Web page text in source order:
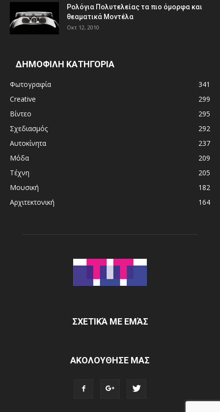
Ρολόγια Πολυτελείας τα πιο όμορφα και
θεαματικά Μοντέλα
Οκτ 12, 2010
ΔΗΜΟΦΙΛΗ ΚΑΤΗΓΟΡΙΑ
Φωτογραφία
341
Creative
299
Βίντεο
295
Σχεδιασμός
292
Αυτοκίνητα
237
Μόδα
209
Τέχνη
205
Μουσική
182
Αρχιτεκτονική
164
ΣΧΕΤΙΚΆ ΜΕ ΕΜΆΣ
ΑΚΟΛΟΥΘΗΣΕ ΜΑΣ